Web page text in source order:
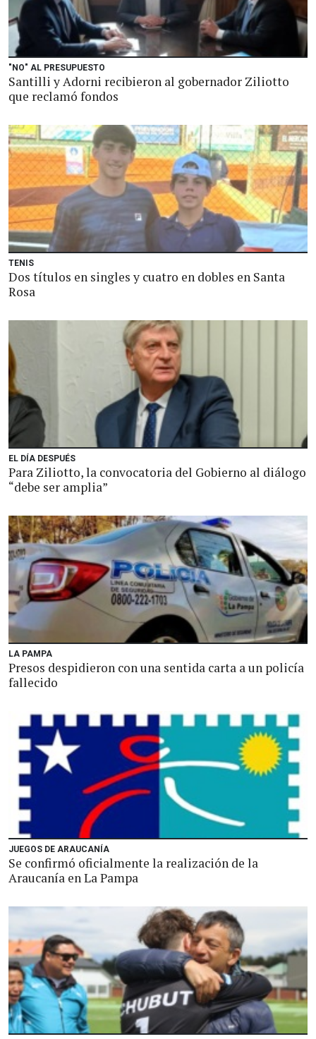
"NO" AL PRESUPUESTO
Santilli y Adorni recibieron al gobernador Ziliotto
que reclamó fondos
TENIS
Dos títulos en singles y cuatro en dobles en Santa
Rosa
EL DÍA DESPUÉS
Para Ziliotto, la convocatoria del Gobierno al diálogo
“debe ser amplia”
LA PAMPA
Presos despidieron con una sentida carta a un policía
fallecido
JUEGOS DE ARAUCANÍA
Se confirmó oficialmente la realización de la
Araucanía en La Pampa